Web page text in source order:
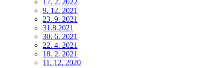
17. 2. 2022
9. 12. 2021
23. 9. 2021
31.8.2021
30. 6. 2021
22. 4. 2021
18. 2. 2021
11. 12. 2020